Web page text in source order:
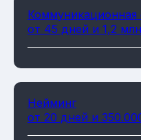
Коммуникационная
от 45 дней и 1,2
Нейминг
от 20 дней и